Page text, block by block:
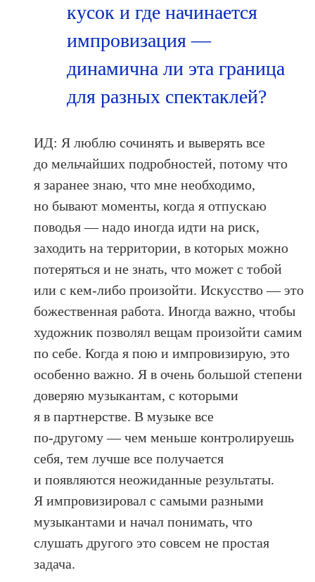
кусок и где начинается
импровизация —
динамична ли эта граница
для разных спектаклей?
ИД: Я люблю сочинять и выверять все
до мельчайших подробностей, потому что
я заранее знаю, что мне необходимо,
но бывают моменты, когда я отпускаю
поводья — надо иногда идти на риск,
заходить на территории, в которых можно
потеряться и не знать, что может с тобой
или с кем‑либо произойти. Искусство — это
божественная работа. Иногда важно, чтобы
художник позволял вещам произойти самим
по себе. Когда я пою и импровизирую, это
особенно важно. Я в очень большой степени
доверяю музыкантам, с которыми
я в партнерстве. В музыке все
по‑другому — чем меньше контролируешь
себя, тем лучше все получается
и появляются неожиданные результаты.
Я импровизировал с самыми разными
музыкантами и начал понимать, что
слушать другого это совсем не простая
задача.